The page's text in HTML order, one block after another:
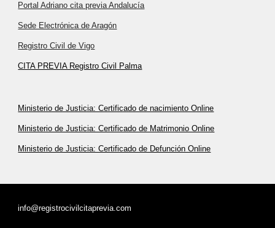
Portal Adriano cita previa Andalucía
Sede Electrónica de Aragón
Registro Civil de Vigo
CITA PREVIA Registro Civil Palma
Ministerio de Justicia: Certificado de nacimiento Online
Ministerio de Justicia: Certificado de Matrimonio Online
Ministerio de Justicia: Certificado de Defunción Online
info@registrocivilcitaprevia.com